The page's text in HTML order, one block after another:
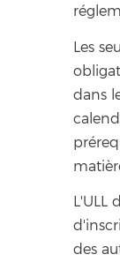
Les
dans
L'ULL
des